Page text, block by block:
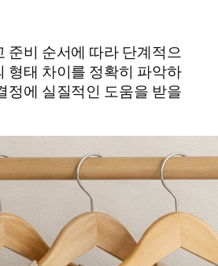
준비 순서에 따라 단계적으
형태 차이를 정확히 파악하
정에 실질적인 도움을 받을